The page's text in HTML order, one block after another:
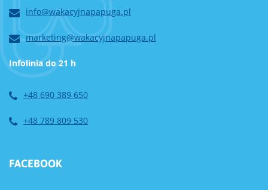
info@wakacyjnapapuga.pl
marketing@wakacyjnapapuga.pl
Infolinia do 21 h
+48 690 389 650
+48 789 809 530
FACEBOOK